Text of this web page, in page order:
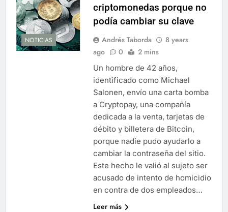
NOTICIAS
criptomonedas porque no
podía cambiar su clave
Andrés Taborda
8 years
ago
0 2 mins
Un hombre de 42 años,
identificado como Michael
Salonen, envío una carta bomba
a Cryptopay, una compañía
dedicada a la venta, tarjetas de
débito y billetera de Bitcoin,
porque nadie pudo ayudarlo a
cambiar la contraseña del sitio.
Este hecho le valió al sujeto ser
acusado de intento de homicidio
en contra de dos empleados…
Leer más